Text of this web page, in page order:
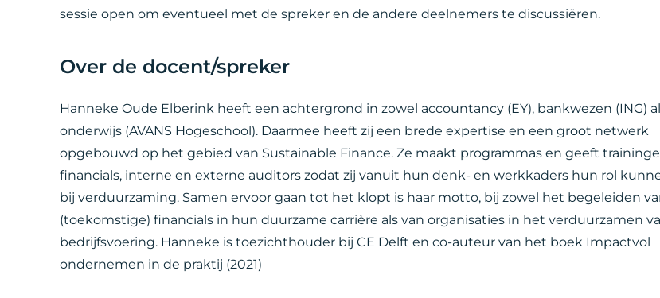
sessie open om eventueel met de spreker en de andere deelnemers te discussiëren.
Over de docent/spreker
Hanneke Oude Elberink heeft een achtergrond in zowel accountancy (EY), bankwezen (ING)
onderwijs (AVANS Hogeschool). Daarmee heeft zij een brede expertise en een groot netwerk
opgebouwd op het gebied van Sustainable Finance. Ze maakt programmas en geeft
financials, interne en externe auditors zodat zij vanuit hun denk- en werkkaders hun rol
bij verduurzaming. Samen ervoor gaan tot het klopt is haar motto, bij zowel het begeleiden
(toekomstige) financials in hun duurzame carrière als van organisaties in het verduurzamen
bedrijfsvoering. Hanneke is toezichthouder bij CE Delft en co-auteur van het boek Impactvol
ondernemen in de praktij (2021)